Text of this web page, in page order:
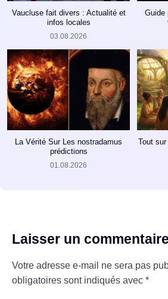
Vaucluse fait divers : Actualité et
infos locales
03.08.2026
Guide
La Vérité Sur Les nostradamus
prédictions
01.08.2026
Tout
Laisser un commentaire
Votre adresse e-mail ne sera pas
obligatoires sont indiqués avec *